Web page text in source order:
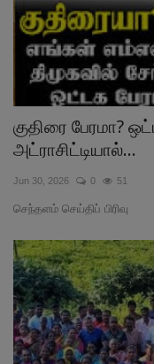
குதிரை பேரமா?
அட்ராசிட்டியால்...
Jun 30, 2026 0 51
செந்தளம் செய்திப் பிரிவு